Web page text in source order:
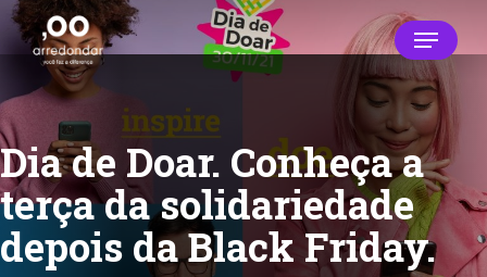
Skip
main
content
Menu
Dia de Doar. Conheça a
terça da solidariedade
depois da Black Friday.
Close
Menu